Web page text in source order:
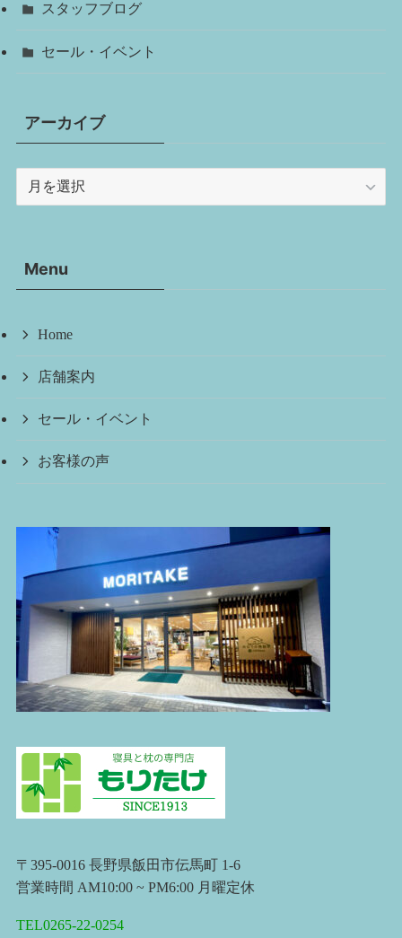
スタッフブログ
セール・イベント
アーカイブ
ブMenu
Home
店舗案内
セール・イベント
お客様の声
〒395-0016 長野県飯田市伝馬町 1-6
営業時間 AM10:00 ~ PM6:00 月曜定休
TEL0265-22-0254